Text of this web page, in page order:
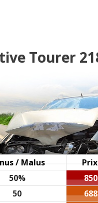
kms, 2016, ja(0 )
Edition Hello Futu(0 )
km, 2016(1 )
23000kms(0 )
Tourer
/ Malus
50% 850
50 688